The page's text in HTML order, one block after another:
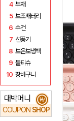
4 부채
5 보조배터리
6 수건
7 선풍기
8 보온보냉백
9 물티슈
10 장바구니
대박머니
COUPON SHOP
₩